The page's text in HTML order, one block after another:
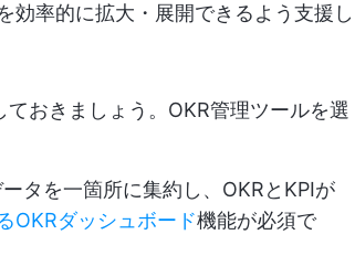
効率的に拡大・展開できるよう支援し
おきましょう。OKR管理ツールを選
タを一箇所に集約し、OKRとKPIが
OKRダッシュボード機能が必須で